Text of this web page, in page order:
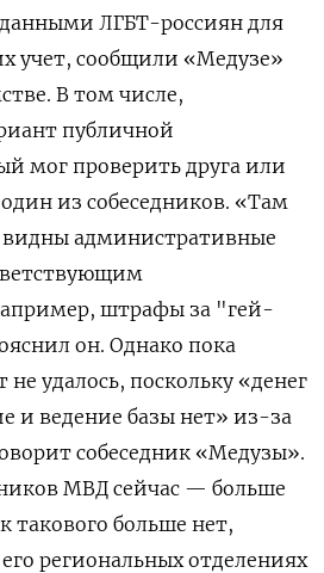
данными ЛГБТ-россиян для
учет, сообщили «Медузе»
В том числе,
публичной
мог проверить друга или
из собеседников. «Там
административные
штрафы за "гей-
он. Однако пока
не удалось, поскольку «денег
и ведение базы нет» из-за
собеседник «Медузы».
МВД сейчас — больше
такового больше нет,
региональных отделениях